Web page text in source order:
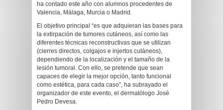
ha contado este año con alumnos procedentes de
Valencia, Málaga, Murcia o Madrid.
El objetivo principal “es que adquieran las bases para
la extirpación de tumores cutáneos, así como las
diferentes técnicas reconstructivas que se utilizan
(cierres directos, colgajos e injertos cutáneos),
dependiendo de la localización y el tamaño de la
lesión tumoral. Con ello, se pretende que sean
capaces de elegir la mejor opción, tanto funcional
como estética, para cada caso”, ha subrayado el
organizador de este evento, el dermatólogo José
Pedro Devesa.